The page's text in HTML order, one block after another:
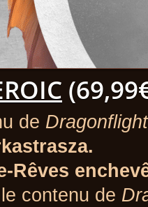
de Dragonflight
Rêves
contenu de